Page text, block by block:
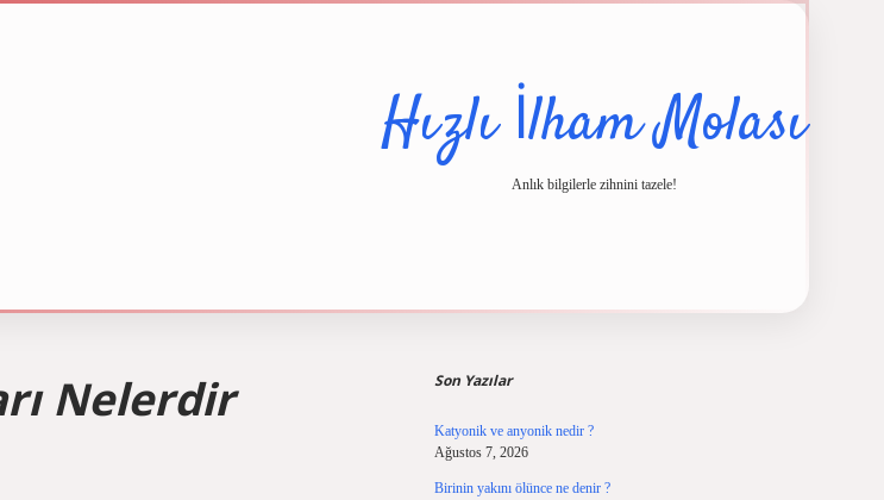
Hızlı İlham Molası
Anlık bilgilerle zihnini tazele!
Nelerdir Son Yazılar
Katyonik ve anyonik nedir ?
Ağustos 7, 2026
Birinin yakını ölünce ne denir ?